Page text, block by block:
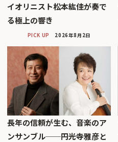
イオリニスト松本紘佳が奏で
る極上の響き
PICK UP 2026年8月2日
長年の信頼が生む、音楽のア
ンサンブル──円光寺雅彦と